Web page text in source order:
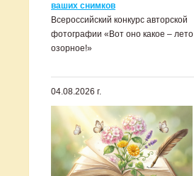
ваших снимков
Всероссийский конкурс авторской
фотографии «Вот оно какое – лето
озорное!»
04.08.2026 г.